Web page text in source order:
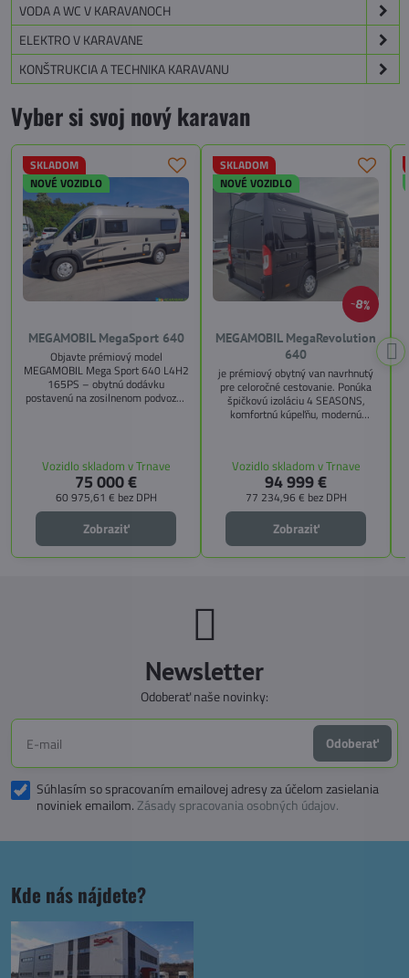
VODA A WC V KARAVANOCH
ELEKTRO V KARAVANE
KONŠTRUKCIA A TECHNIKA KARAVANU
Vyber si svoj nový karavan
SKLADOM
NOVÉ VOZIDLO
MEGAMOBIL MegaSport 640
Objavte prémiový model
MEGAMOBIL Mega Sport 640 L4H2
165PS – obytnú dodávku
postavenú na zosilnenom podvozku
pozdĺžnemu lôžku a možnosti
doplniť predné prídavné lôžko.
Vozidlo skladom v Trnave
75 000 €
60 975,61 € bez DPH
Zobraziť
8%
SKLADOM
NOVÉ VOZIDLO
MEGAMOBIL MegaRevolution
640
je prémiový obytný van navrhnutý
pre celoročné cestovanie. Ponúka
špičkovú izoláciu 4 SEASONS,
komfortnú kúpeľňu, modernú
CITY, TECHNO, SICHERHEIT a
MEGA WINTER získate maximálnu
bezpečnosť, pohodlie a
technologické inovácie. Ideálna
voľba pre tých, ktorí hľadajú luxus,
funkčnosť a slobodu na cestách.
Vozidlo skladom v Trnave
94 999 €
77 234,96 € bez DPH
Zobraziť
Newsletter
Odoberať naše novinky:
Odoberať
Súhlasím so spracovaním emailovej adresy za účelom zasielania
noviniek emailom.Zásady spracovania osobných údajov.
Kde nás nájdete?